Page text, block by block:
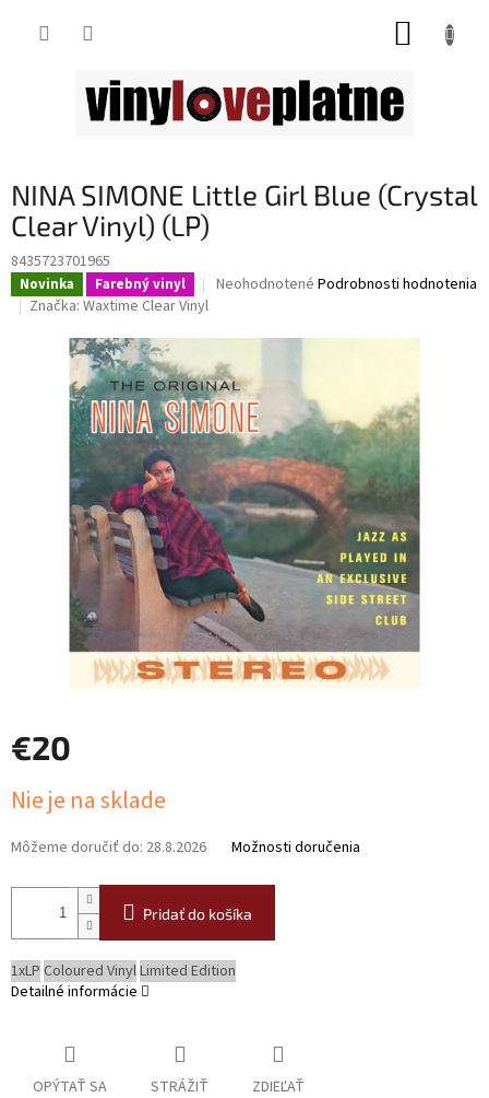
NINA SIMONE Little Girl Blue (Crystal
Clear Vinyl) (LP)
8435723701965
Novinka Farebný vinyl
Priemerné
je
0,0
z
5
hviezdičiek.
Neohodnotené Podrobnosti hodnotenia
Značka: Waxtime Clear Vinyl
€20
cena:
Nie je na sklade
Môžeme doručiť do: 28.8.2026 Možnosti doručenia
Pridať do košíka
1xLP Coloured VinylLimited Edition
Detailné informácie
OPÝTAŤ SA STRÁŽIŤ ZDIEĽAŤ